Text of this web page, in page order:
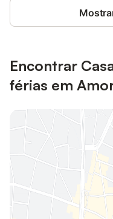
Encontrar
férias em